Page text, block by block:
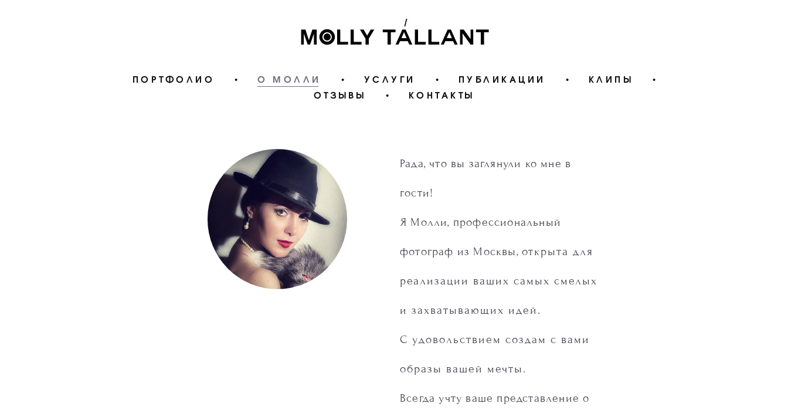
ПОРТФОЛИО • О МОЛЛИ • УСЛУГИ • ПУБЛИКАЦИИ • КЛИПЫ
•
ОТЗЫВЫ
• КОНТАКТЫ
Рада, что вы заглянули ко мне в
гости!
Я Молли, профессиональный
фотограф из Москвы, открыта для
реализации ваших самых смелых
и захватывающих идей.
С удовольствием создам с вами
образы вашей мечты.
Всегда учту ваше представление о